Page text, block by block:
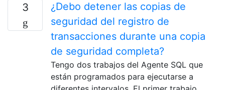
3
¿Debo detener las copias de
seguridad del registro de
transacciones durante una copia
de seguridad completa?
Tengo dos trabajos del Agente SQL que
están programados para ejecutarse a